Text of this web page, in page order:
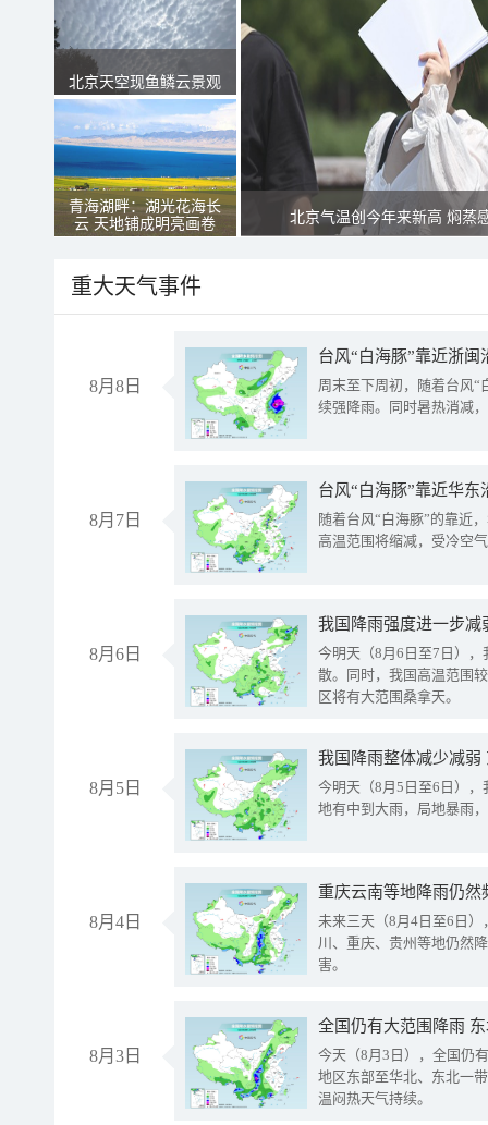
北京天空现鱼鳞云景观
青海湖畔：湖光花海长
云 天地铺成明亮画卷
北京气温创今年来新高 焖蒸
重大天气事件
8月8日
台风“白海豚”靠近浙
周末至下周初，随着台风“
续强降雨。同时暑热消减
8月7日
台风“白海豚”靠近华
随着台风“白海豚”的靠近
高温范围将缩减，受冷空
8月6日
今明天（8月6日至7日）
散。同时，我国高温范围
区将有大范围桑拿天。
8月5日
我国降雨整体减少减弱
今明天（8月5日至6日）
地有中到大雨，局地暴雨
8月4日
重庆云南等地降雨仍然
未来三天（8月4日至6日
川、重庆、贵州等地仍然
害。
8月3日
全国仍有大范围降雨
今天（8月3日），全国仍
地区东部至华北、东北一
温闷热天气持续。